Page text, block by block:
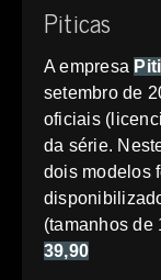
Piticas
A empresa
setembro de
oficiais
da série.
dois modelos
(tamanhos de
39,90